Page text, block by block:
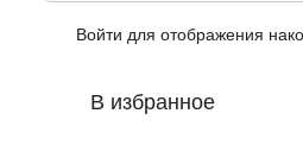
Войти для отображения
В избранное